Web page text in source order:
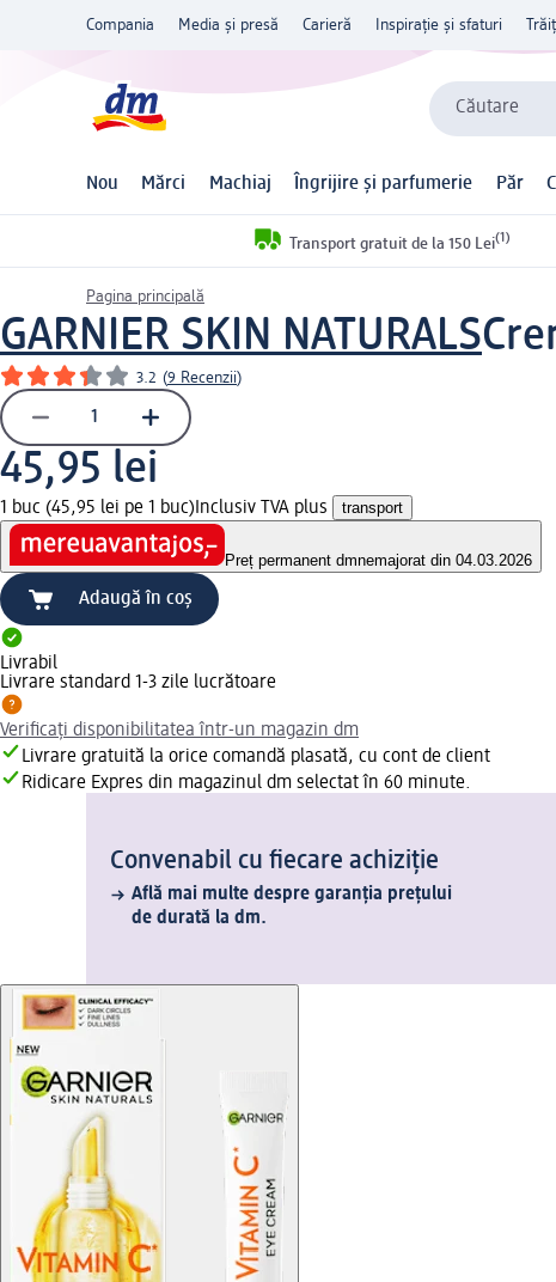
Compania Media și presă Carieră Inspirație și sfaturi
Căutare
Nou Mărci Machiaj Îngrijire și parfumerie Păr
Transport gratuit de la 150 Lei(1)
Pagina principală
GARNIER SKIN NATURALS
3.2 (9 Recenzii)
45,95 lei
1 buc (45,95 lei pe 1 buc) Inclusiv TVA plus transport
Preț permanent dmnemajorat din 04.03.2026
Adaugă în coș
Livrabil
Livrare standard 1-3 zile lucrătoare
Verificați disponibilitatea într-un magazin dm
Livrare gratuită la orice comandă plasată, cu cont de client
Ridicare Expres din magazinul dm selectat în 60 minute.
Convenabil cu fiecare achiziție
Află mai multe despre garanția prețului
de durată la dm.